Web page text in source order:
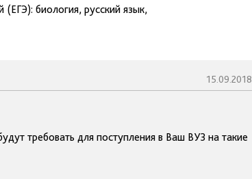
биология, русский язык,
15.09.2018
требовать для поступления в Ваш ВУЗ на такие